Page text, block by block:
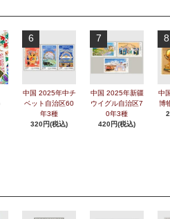
6
中国 2025年中チ
ベット自治区60
年3種
320円(税込)
7
中国 2025年新疆
ウイグル自治区7
0年3種
420円(税込)
8
中
博